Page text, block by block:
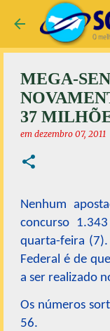
Pular
MEGA-
37
em dezembro 07, 2011
Nenhum
concurso
quarta-feira (7).
Federal é de
a ser realizado
Os números
56.